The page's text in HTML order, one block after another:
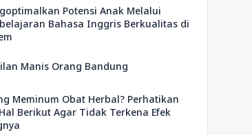
Potensi Anak Melalui
Bahasa Inggris Berkualitas di
Manis Orang Bandung
Meminum Obat Herbal? Perhatikan
Berikut Agar Tidak Terkena Efek